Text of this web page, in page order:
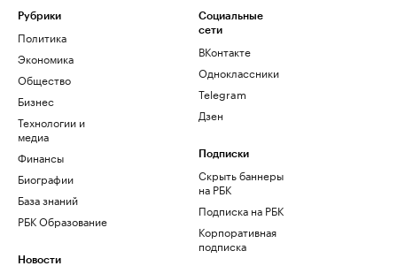
Рубрики
Политика
Экономика
Общество
Бизнес
Технологии и
медиа
Финансы
Биографии
База знаний
РБК Образование
Новости
Социальные
сети
ВКонтакте
Одноклассники
Telegram
Дзен
Подписки
Скрыть баннеры
на РБК
Подписка на РБК
Корпоративная
подписка